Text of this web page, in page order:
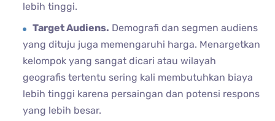
lebih tinggi.
Target Audiens. Demografi dan segmen audiens
yang dituju juga memengaruhi harga. Menargetkan
kelompok yang sangat dicari atau wilayah
geografis tertentu sering kali membutuhkan biaya
lebih tinggi karena persaingan dan potensi respons
yang lebih besar.